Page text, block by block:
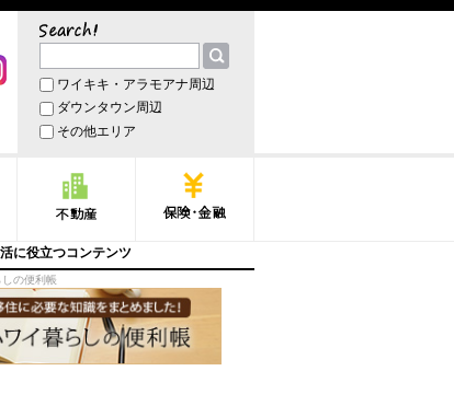
サーチ
ワイキキ・アラモアナ周辺
ダウンタウン周辺
その他エリア
不動産
に役立つコンテンツ
の便利帳